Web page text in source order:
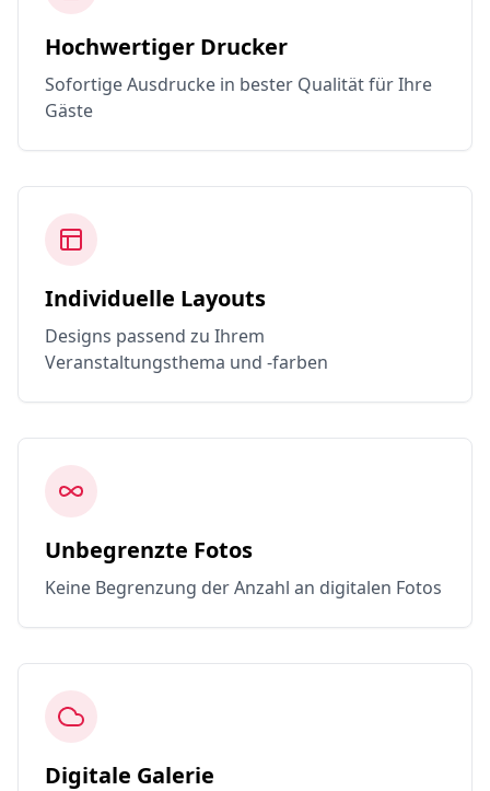
Hochwertiger Drucker
Sofortige Ausdrucke in bester Qualität für Ihre
Gäste
Individuelle Layouts
Designs passend zu Ihrem
Veranstaltungsthema und -farben
Unbegrenzte Fotos
Keine Begrenzung der Anzahl an digitalen Fotos
Digitale Galerie